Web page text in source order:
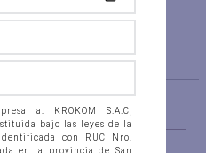
a: KROKOM S.A.C,
bajo las leyes de la
con RUC Nro.